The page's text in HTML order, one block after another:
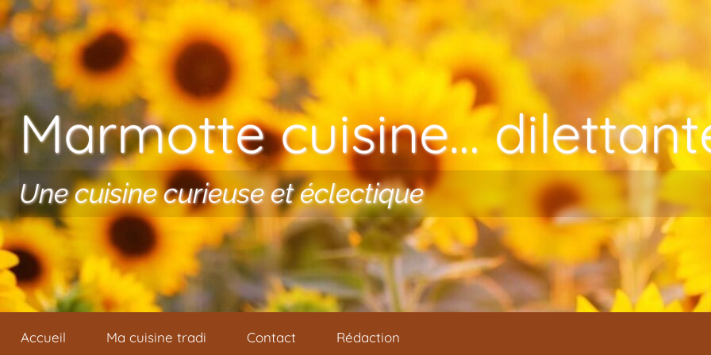
Aller au contenu
Marmotte cuisine…
Une cuisine curieuse et éclectique
Accueil Ma cuisine tradi Contact Rédaction